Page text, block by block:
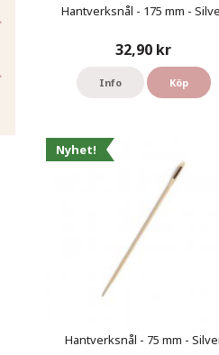
Hantverksnål - 175 mm -
32,90 kr
Info Köp
Nyhet!
Hantverksnål - 75 mm -